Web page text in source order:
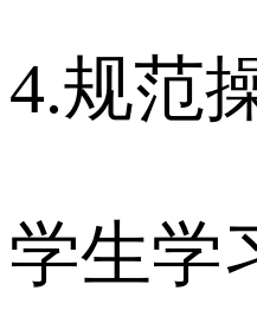
4.规范
学生学